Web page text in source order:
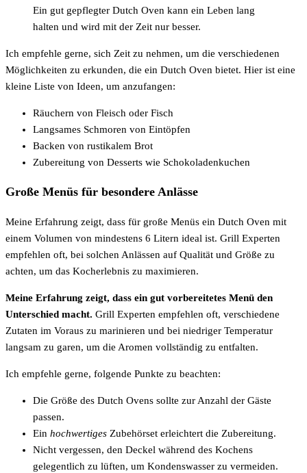
Ein gut gepflegter Dutch Oven kann ein Leben lang
halten und wird mit der Zeit nur besser.
Ich empfehle gerne, sich Zeit zu nehmen, um die verschiedenen
Möglichkeiten zu erkunden, die ein Dutch Oven bietet. Hier ist eine
kleine Liste von Ideen, um anzufangen:
Räuchern von Fleisch oder Fisch
Langsames Schmoren von Eintöpfen
Backen von rustikalem Brot
Zubereitung von Desserts wie Schokoladenkuchen
Große Menüs für besondere Anlässe
Meine Erfahrung zeigt, dass für große Menüs ein Dutch Oven mit
einem Volumen von mindestens 6 Litern ideal ist. Grill Experten
empfehlen oft, bei solchen Anlässen auf Qualität und Größe zu
achten, um das Kocherlebnis zu maximieren.
Meine Erfahrung zeigt, dass ein gut vorbereitetes Menü den
Unterschied macht. Grill Experten empfehlen oft, verschiedene
Zutaten im Voraus zu marinieren und bei niedriger Temperatur
langsam zu garen, um die Aromen vollständig zu entfalten.
Ich empfehle gerne, folgende Punkte zu beachten:
Die Größe des Dutch Ovens sollte zur Anzahl der Gäste
passen.
Ein hochwertiges Zubehörset erleichtert die Zubereitung.
Nicht vergessen, den Deckel während des Kochens
gelegentlich zu lüften, um Kondenswasser zu vermeiden.